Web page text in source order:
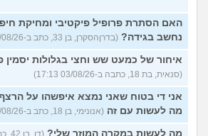
האם הסתרת פרופיל פיקטיבי ומחיקת
נחשב בגידה? (בדרןהסקרן, בן 33, כתב ב-03/08/26 17:24)
איחור של כמעט שש וחצי בגלולות יסמין
(סנאית, בת 18, כתבה ב-03/08/26 17:13)
אני די בטוח שאני נמצא איפשהו על הרצף
מה לעשות עם זה (אנונימי, בן 18, כתב ב-03/08/26 17:02)
מה לעשות במקרה המוזר שלי?